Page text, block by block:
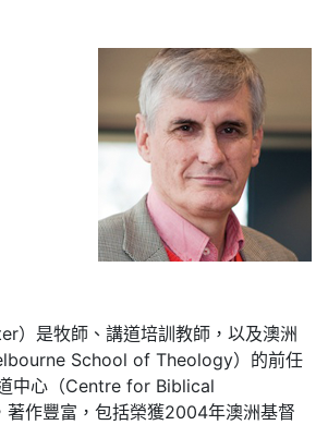
）是牧師、講道培訓教師，以及澳洲
School of Theology）的前任
中心（Centre for Biblical
著作豐富，包括榮獲2004年澳洲基督